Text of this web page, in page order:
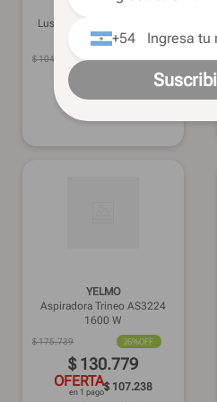
+54
Lustraaspiradora OB-LBT6 -
$104 19%OFF
OFERTA$ 69.658
YELMO
Aspiradora Trineo AS3224
1600 W
$175.739 26%OFF
$ 130.779
OFERTA
en 1 pago$ 107.238